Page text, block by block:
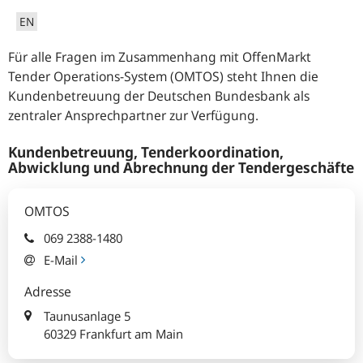
EN
Für alle Fragen im Zusammenhang mit OffenMarkt
Tender Operations-System (OMTOS) steht Ihnen die
Kundenbetreuung der Deutschen Bundesbank als
zentraler Ansprechpartner zur Verfügung.
Kundenbetreuung, Tenderkoordination,
Abwicklung und Abrechnung der Tendergeschäfte
OMTOS
069 2388-1480
E-Mail
Adresse
Taunusanlage 5
60329 Frankfurt am Main